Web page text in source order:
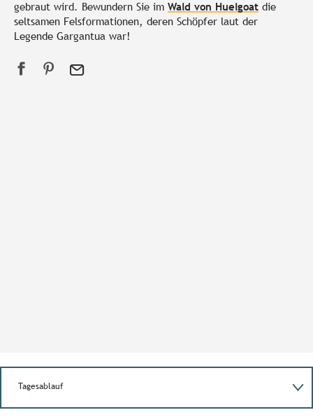
gebraut wird. Bewundern Sie im Wald von Huelgoat die
seltsamen Felsformationen, deren Schöpfer laut der
Legende Gargantua war!
Tagesablauf